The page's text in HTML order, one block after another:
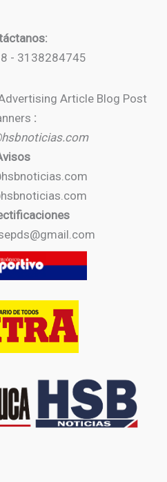
- 3138284745
Article Blog Post
: